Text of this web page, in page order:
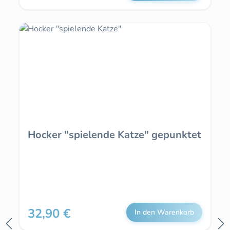
Hocker "spielende Katze" gepunktet
Regulärer Preis:
32,90 € In den Warenkorb